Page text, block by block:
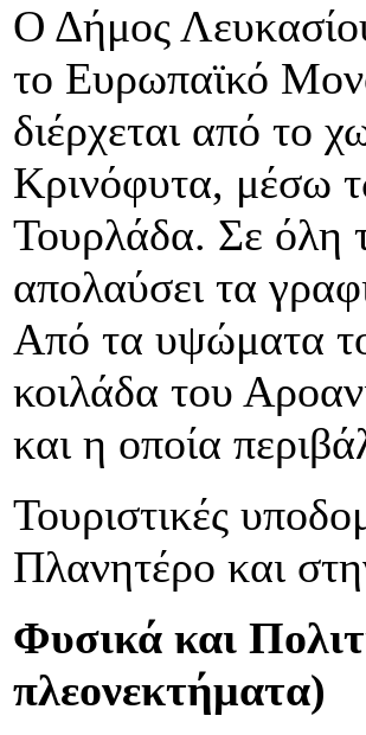
Ο Δήμος
το Ευρωπαϊκό
διέρχεται από το
Κρινόφυτα, μέσω
Τουρλάδα. Σε όλη
απολαύσει τα
Από τα υψώματα
κοιλάδα του
και η οποία
Τουριστικές
Πλανητέρο και
Φυσικά και
πλεονεκτήματα)